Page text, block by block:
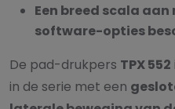
Een breed scala
software-opties
De pad-drukpers TPX 552
in de serie met een